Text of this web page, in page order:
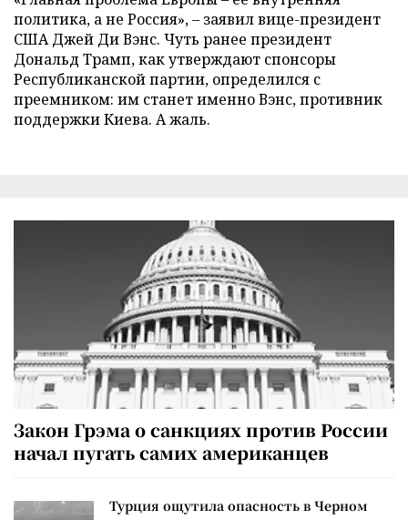
политика, а не Россия», – заявил вице-президент
США Джей Ди Вэнс. Чуть ранее президент
Дональд Трамп, как утверждают спонсоры
Республиканской партии, определился с
преемником: им станет именно Вэнс, противник
поддержки Киева. А жаль.
Закон Грэма о санкциях против России
начал пугать самих американцев
Турция ощутила опасность в Черном